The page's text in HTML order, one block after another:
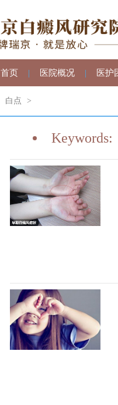
首页 | 医院概况 | 医护
白点 >
Keywords: